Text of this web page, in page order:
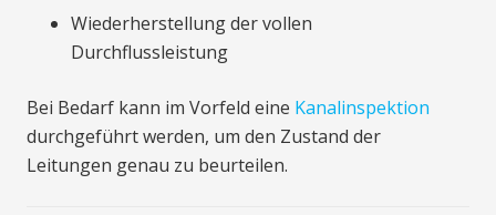
Wiederherstellung der vollen
Durchflussleistung
Bei Bedarf kann im Vorfeld eine Kanalinspektion
durchgeführt werden, um den Zustand der
Leitungen genau zu beurteilen.